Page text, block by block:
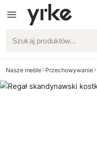
Szukaj produktów...
Nasze meble Przechowywanie